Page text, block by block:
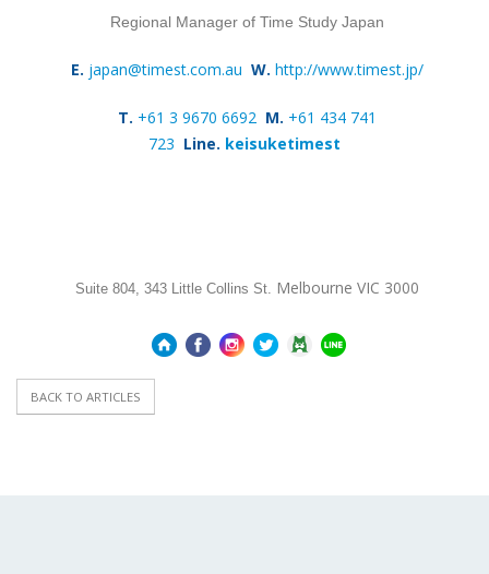
Regional Manager of Time Study Japan
E. japan@timest.com.au W. http://www.timest.jp/
T. +61 3 9670 6692 M. +61 434 741
723 Line. keisuketimest
Suite 804, 343 Little Collins St. Melbourne VIC 3000
BACK TO ARTICLES